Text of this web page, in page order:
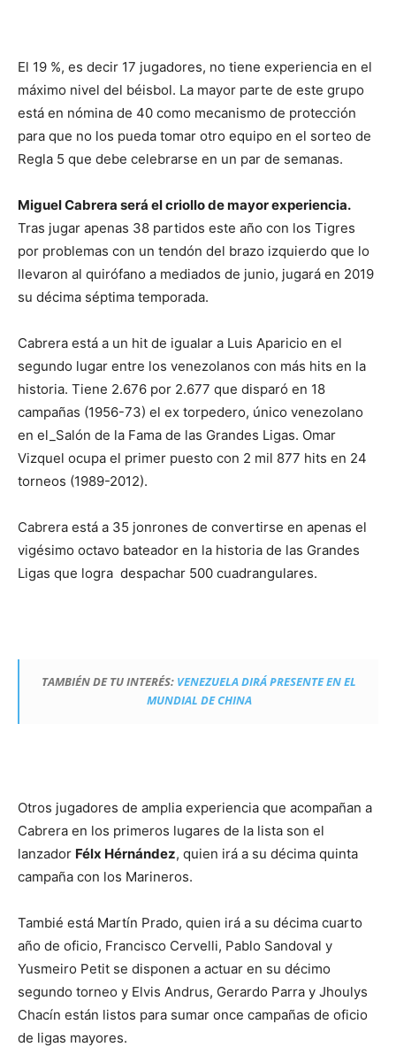
El 19 %, es decir 17 jugadores, no tiene experiencia en el
máximo nivel del béisbol. La mayor parte de este grupo
está en nómina de 40 como mecanismo de protección
para que no los pueda tomar otro equipo en el sorteo de
Regla 5 que debe celebrarse en un par de semanas.
Miguel Cabrera será el criollo de mayor experiencia.
Tras jugar apenas 38 partidos este año con los Tigres
por problemas con un tendón del brazo izquierdo que lo
llevaron al quirófano a mediados de junio, jugará en 2019
su décima séptima temporada.
Cabrera está a un hit de igualar a Luis Aparicio en el
segundo lugar entre los venezolanos con más hits en la
historia. Tiene 2.676 por 2.677 que disparó en 18
campañas (1956-73) el ex torpedero, único venezolano
en el_Salón de la Fama de las Grandes Ligas. Omar
Vizquel ocupa el primer puesto con 2 mil 877 hits en 24
torneos (1989-2012).
Cabrera está a 35 jonrones de convertirse en apenas el
vigésimo octavo bateador en la historia de las Grandes
Ligas que logra despachar 500 cuadrangulares.
TAMBIÉN DE TU INTERÉS: VENEZUELA DIRÁ PRESENTE EN EL
MUNDIAL DE CHINA
Otros jugadores de amplia experiencia que acompañan a
Cabrera en los primeros lugares de la lista son el
lanzador Félx Hérnández, quien irá a su décima quinta
campaña con los Marineros.
Tambié está Martín Prado, quien irá a su décima cuarto
año de oficio, Francisco Cervelli, Pablo Sandoval y
Yusmeiro Petit se disponen a actuar en su décimo
segundo torneo y Elvis Andrus, Gerardo Parra y Jhoulys
Chacín están listos para sumar once campañas de oficio
de ligas mayores.